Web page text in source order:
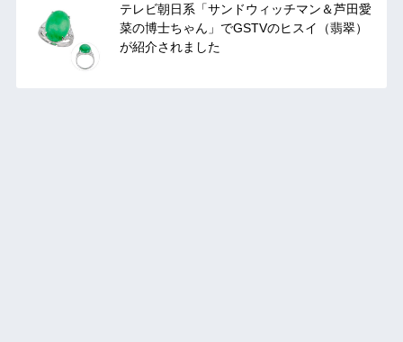
テレビ朝日系「サンドウィッチマン＆芦田愛
菜の博士ちゃん」でGSTVのヒスイ（翡翠）
が紹介されました